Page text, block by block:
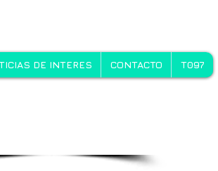
DE INTERES CONTACTO T097